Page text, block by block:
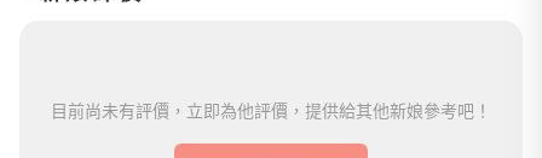
目前尚未有評價，立即為他評價，提供給其他新娘參考吧！